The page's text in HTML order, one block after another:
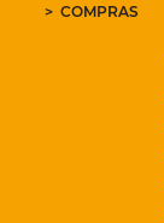
COMPRAS